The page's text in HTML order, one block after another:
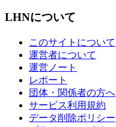
LHNについて
このサイトについて
運営者について
運営ノート
レポート
団体・関係者の方へ
サービス利用規約
データ削除ポリシー